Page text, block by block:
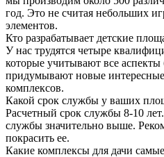
год. Это не считая небольших
элементов.
Кто разрабатывает детские
У нас трудятся четыре
которые учитывают все аспекты
придумывают новые
комплексов.
Какой срок службы у ваших
Расчетный срок службы 8-10
службы значительно выше.
покрасить ее.
Какие комплексы для дачи